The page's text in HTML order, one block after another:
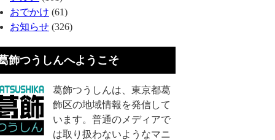
おでかけ (61)
お知らせ (326)
飾つうしんへようこそ
葛飾つうしんは、東京都葛
飾区の地域情報を発信して
います。普通のメディアで
は取り扱わないようなマニ